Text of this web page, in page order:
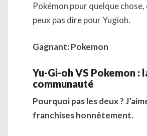
Pokémon pour quelque chose,
peux pas dire pour Yugioh.
Gagnant: Pokemon
Yu-Gi-oh VS Pokemon :
communauté
Pourquoi pas les deux ?
franchises honnêtement.